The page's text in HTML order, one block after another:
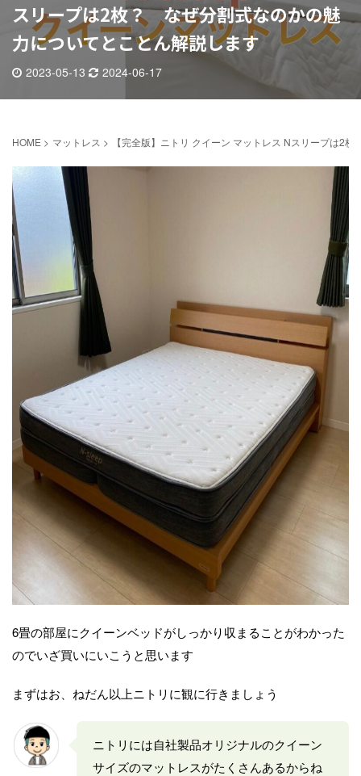
スリープは2枚？ なぜ分割式なのかの魅
力についてとことん解説します
2023-05-13 2024-06-17
HOME > マットレス > 【完全版】ニトリ クイーン マットレス Nスリープは2
6畳の部屋にクイーンベッドがしっかり収まることがわかった
のでいざ買いにいこうと思います
まずはお、ねだん以上ニトリに観に行きましょう
ニトリには自社製品オリジナルのクイーン
サイズのマットレスがたくさんあるからね